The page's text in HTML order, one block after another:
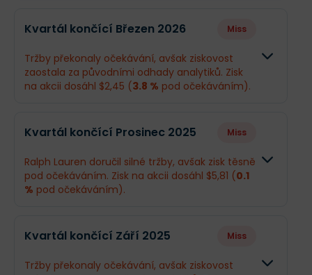
Kvartál končící Březen 2026 Miss
Tržby překonaly očekávání, avšak ziskovost
zaostala za původními odhady analytiků. Zisk
na akcii dosáhl $2,45 (3.8 % pod očekáváním).
Příjmy $158,7 mil.
Kvartál končící Prosinec 2025 Miss
Ralph Lauren doručil silné tržby, avšak zisk těsně
pod očekáváním. Zisk na akcii dosáhl $5,81 (0.1
% pod očekáváním).
Kvartál končící Září 2025 Miss
Tržby překonaly očekávání, avšak ziskovost